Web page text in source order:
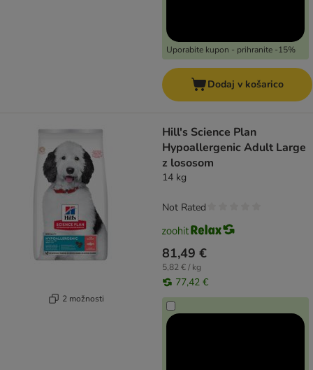
Uporabite kupon - prihranite -15%
Dodaj v košarico
2 možnosti
Hill's Science Plan
Hypoallergenic Adult Large
z lososom
14 kg
81,49 €
5,82 € / kg
77,42 €
Not Rated